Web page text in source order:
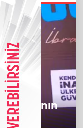
Bursa'nın